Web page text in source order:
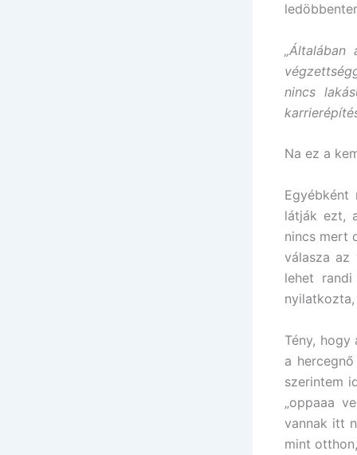
nincs
Na ez a
Egyébként
látják ezt,
nincs mert
válasza
lehet
Tény,
a
szerintem
„oppaaa
vannak itt
mint